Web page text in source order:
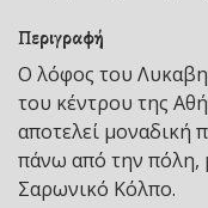
Περιγραφή
Ο λόφος του
του κέντρου της
αποτελεί μοναδική
πάνω από την πόλη,
Σαρωνικό Κόλπο.